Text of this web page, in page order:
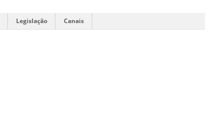
Legislação Canais